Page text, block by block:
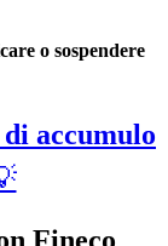
o sospendere
accumulo